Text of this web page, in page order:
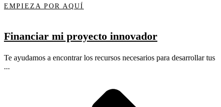
EMPIEZA POR AQUÍ
Financiar mi proyecto innovador
Te ayudamos a encontrar los recursos necesarios para desarrollar tus
...